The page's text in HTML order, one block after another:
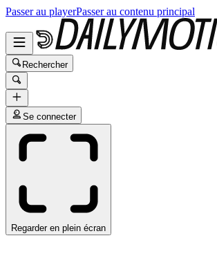
Passer au playerPasser au contenu principal
Rechercher
Se connecter
Regarder en plein écran